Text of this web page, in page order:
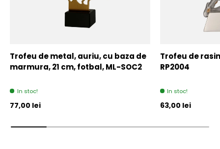
Trofeu de metal, auriu, cu baza de
marmura, 21 cm, fotbal, ML-SOC2
In stoc!
Pret initial
77,00 lei
Trofeu de
RP2004
In stoc!
Pret initial
63,00 lei